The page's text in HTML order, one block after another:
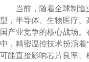
当前，随着全球制
型，半导体、生物医疗
国产业竞争的核心战场
中，精密温控技术扮演
可能直接影响芯片良率